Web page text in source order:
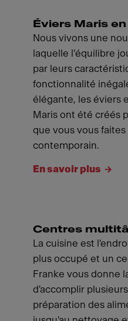
Éviers Maris
Nous vivons une
laquelle l’équilibre
par leurs
fonctionnalité
élégante, les éviers
Maris ont été créés
que vous vous
contemporain.
En savoir plus
Centres
La cuisine est
plus occupé et un
Franke vous donne
d'accomplir
préparation des